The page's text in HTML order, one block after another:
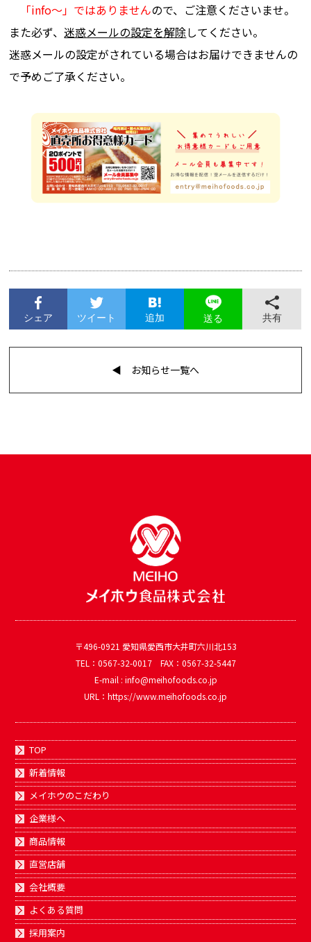
「info～」ではありませんので、ご注意くださいませ。
また必ず、迷惑メールの設定を解除してください。
迷惑メールの設定がされている場合はお届けできませんの
で予めご了承ください。
シェア ツイート 追加 送る 共有
◀︎ お知らせ一覧へ
〒496-0921 愛知県愛西市大井町六川北153
TEL：0567-32-0017 FAX：0567-32-5447
E-mail : info@meihofoods.co.jp
URL：https://www.meihofoods.co.jp
TOP
新着情報
メイホウのこだわり
企業様へ
商品情報
直営店舗
会社概要
よくある質問
採用案内